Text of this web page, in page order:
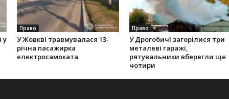
у
Право
У Жовкві травмувалася 13-
річна пасажирка
електросамоката
Право
У Дрогобичі загорілися три
металеві гаражі,
рятувальники вберегли ще
чотири